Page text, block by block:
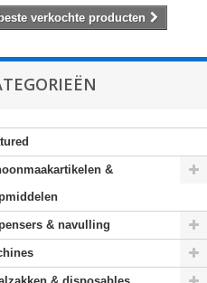
verkochte producten
&
& navulling